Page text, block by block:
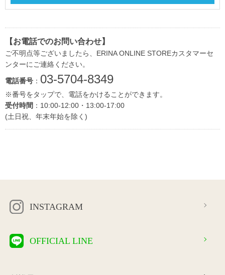
【お電話でのお問い合わせ】
ご不明点等ございましたら、ERINA ONLINE STOREカスタマーセ
ンターにご連絡ください。
電話番号 ： 03-5704-8349
※番号をタップで、電話をかけることができます。
受付時間 ：10:00-12:00・13:00-17:00
(土日祝、年末年始を除く)
INSTAGRAM
OFFICIAL LINE